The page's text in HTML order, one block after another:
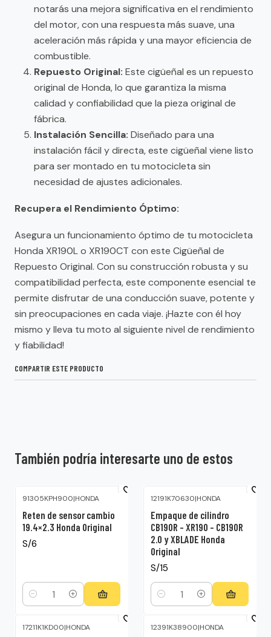
notarás una mejora significativa en el rendimiento
del motor, con una respuesta más suave, una
aceleración más rápida y una mayor eficiencia de
combustible.
Repuesto Original: Este cigüeñal es un repuesto
original de Honda, lo que garantiza la misma
calidad y confiabilidad que la pieza original de
fábrica.
Instalación Sencilla: Diseñado para una
instalación fácil y directa, este cigüeñal viene listo
para ser montado en tu motocicleta sin
necesidad de ajustes adicionales.
Recupera el Rendimiento Óptimo:
Asegura un funcionamiento óptimo de tu motocicleta
Honda XR190L o XR190CT con este Cigüeñal de
Repuesto Original. Con su construcción robusta y su
compatibilidad perfecta, este componente esencial te
permite disfrutar de una conducción suave, potente y
sin preocupaciones en cada viaje. ¡Hazte con él hoy
mismo y lleva tu moto al siguiente nivel de rendimiento
y fiabilidad!
COMPARTIR ESTE PRODUCTO
También podría interesarte uno de estos
91305KPH900|HONDA
Reten de sensor cambio
19.4×2.3 Honda Original
S/6
Cantidad
12191K70630|HONDA
Empaque de cilindro
CB190R – XR190 – CB190R
2.0 y XBLADE Honda
Original
S/15
Cantidad
17211K1KD00|HONDA 12391K38900|HONDA